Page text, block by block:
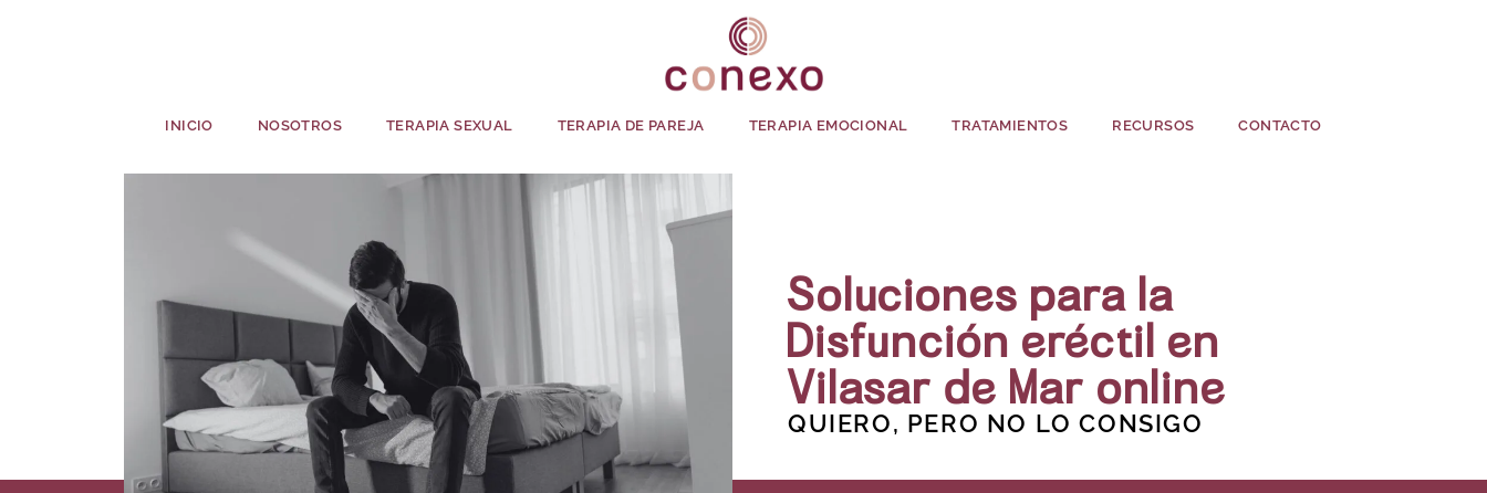
INICIO NOSOTROS TERAPIA SEXUAL TERAPIA DE PAREJA TERAPIA EMOCIONAL TRATAMIENTOS RECURSOS CONTACTO
Soluciones para la
Disfunción eréctil en
Vilasar de Mar online
QUIERO, PERO NO LO CONSIGO